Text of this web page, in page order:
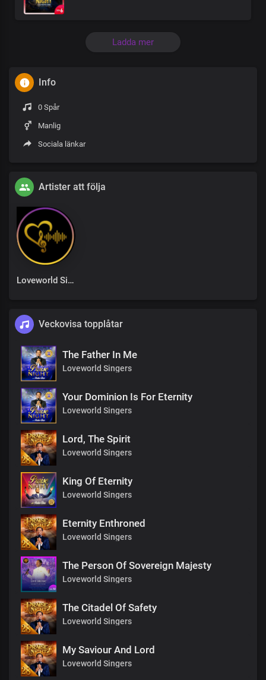
Ladda mer
Info
0 Spår
Manlig
Sociala länkar
Artister att följa
Loveworld Singers
Veckovisa topplåtar
The Father In Me
Loveworld Singers
Your Dominion Is For Eternity
Loveworld Singers
Lord, The Spirit
Loveworld Singers
King Of Eternity
Loveworld Singers
Eternity Enthroned
Loveworld Singers
The Person Of Sovereign Majesty
Loveworld Singers
The Citadel Of Safety
Loveworld Singers
My Saviour And Lord
Loveworld Singers